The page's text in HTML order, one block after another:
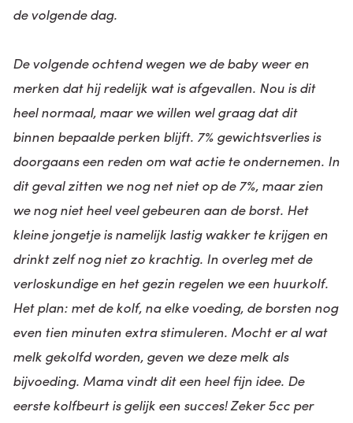
de volgende dag.
De volgende ochtend wegen we de baby weer en
merken dat hij redelijk wat is afgevallen. Nou is dit
heel normaal, maar we willen wel graag dat dit
binnen bepaalde perken blijft. 7% gewichtsverlies is
doorgaans een reden om wat actie te ondernemen. In
dit geval zitten we nog net niet op de 7%, maar zien
we nog niet heel veel gebeuren aan de borst. Het
kleine jongetje is namelijk lastig wakker te krijgen en
drinkt zelf nog niet zo krachtig. In overleg met de
verloskundige en het gezin regelen we een huurkolf.
Het plan: met de kolf, na elke voeding, de borsten nog
even tien minuten extra stimuleren. Mocht er al wat
melk gekolfd worden, geven we deze melk als
bijvoeding. Mama vindt dit een heel fijn idee. De
eerste kolfbeurt is gelijk een succes! Zeker 5cc per